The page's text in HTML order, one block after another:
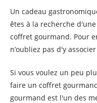
Un cadeau
êtes à la recherche
coffret gourmand. Pour
n’oubliez pas d'y
Si vous voulez un peu
faire un coffret
gourmand est l'un des